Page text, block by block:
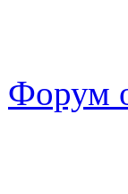
Форум